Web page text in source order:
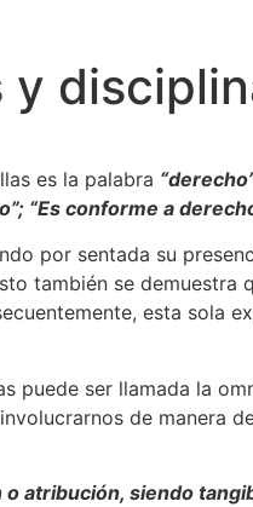
es la palabra
“Es conforme a
por sentada su
también se demuestra
esta sola
puede ser llamada la
de manera
atribución, siendo